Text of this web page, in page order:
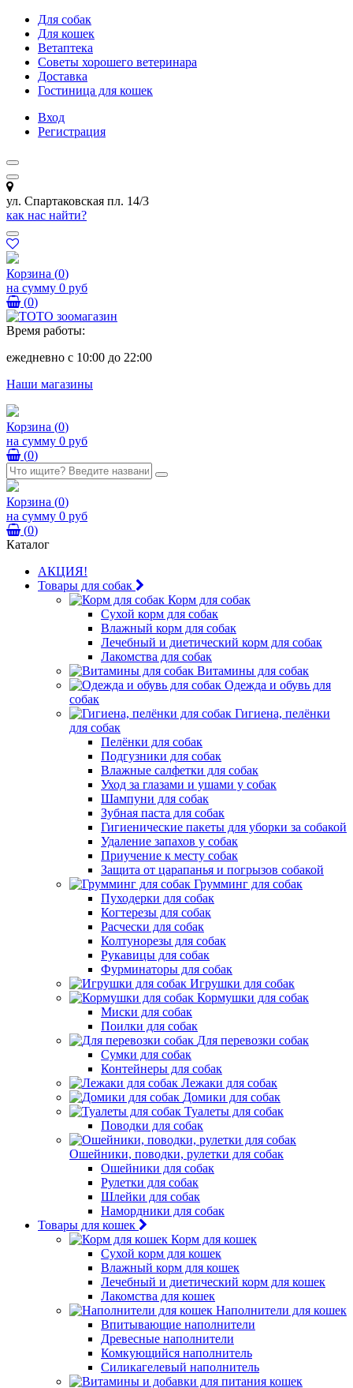
Для собак
Для кошек
Ветаптека
Советы хорошего ветеринара
Доставка
Гостиница для кошек
Вход
Регистрация
ул. Спартаковская пл. 14/3
как нас найти?
Корзина (0)
на сумму 0 руб
(0)
Время работы:
ежедневно с 10:00 до 22:00
Наши магазины
Корзина (0)
на сумму 0 руб
(0)
Корзина (0)
на сумму 0 руб
(0)
Каталог
АКЦИЯ!
Товары для собак
Корм для собак
Сухой корм для собак
Влажный корм для собак
Лечебный и диетический корм для собак
Лакомства для собак
Витамины для собак
Одежда и обувь для
собак
Гигиена, пелёнки
для собак
Пелёнки для собак
Подгузники для собак
Влажные салфетки для собак
Уход за глазами и ушами у собак
Шампуни для собак
Зубная паста для собак
Гигиенические пакеты для уборки за собакой
Удаление запахов у собак
Приучение к месту собак
Защита от царапанья и погрызов собакой
Грумминг для собак
Пуходерки для собак
Когтерезы для собак
Расчески для собак
Колтунорезы для собак
Рукавицы для собак
Фурминаторы для собак
Игрушки для собак
Кормушки для собак
Миски для собак
Поилки для собак
Для перевозки собак
Сумки для собак
Контейнеры для собак
Лежаки для собак
Домики для собак
Туалеты для собак
Поводки для собак
Ошейники, поводки, рулетки для собак
Ошейники для собак
Рулетки для собак
Шлейки для собак
Намордники для собак
Товары для кошек
Корм для кошек
Сухой корм для кошек
Влажный корм для кошек
Лечебный и диетический корм для кошек
Лакомства для кошек
Наполнители для кошек
Впитывающие наполнители
Древесные наполнители
Комкующийся наполнитель
Силикагелевый наполнитель